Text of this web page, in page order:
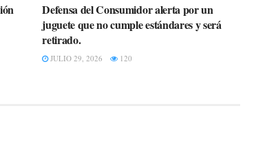
Defensa del Consumidor alerta por un
juguete que no cumple estándares y será
retirado.
JULIO 29, 2026 120